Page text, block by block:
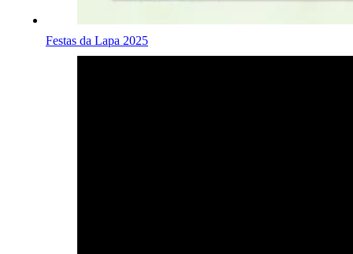
Festas da Lapa 2025